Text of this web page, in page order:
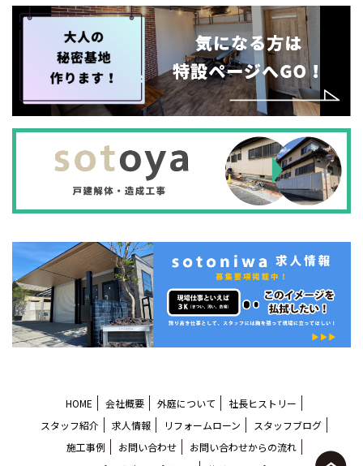
HOME 会社概要 外庭について
社長ヒストリー
スタッフ紹介
求人情報 リフォームローン
スタッフブログ
施工事例
お問い合わせ
お問い合わせからの流れ